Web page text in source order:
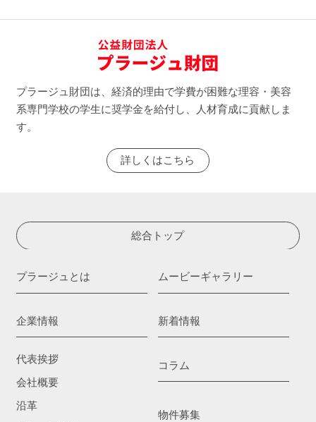
プラージュ財団は、経済的理由で学費が困難な理容・美容
系専門学校の学生に奨学金を給付し、人材育成に貢献しま
す。
詳しくはこちら
総合トップ
プラージュとは
企業情報
代表挨拶
会社概要
沿革
ムービーギャラリー
新着情報
コラム
物件募集